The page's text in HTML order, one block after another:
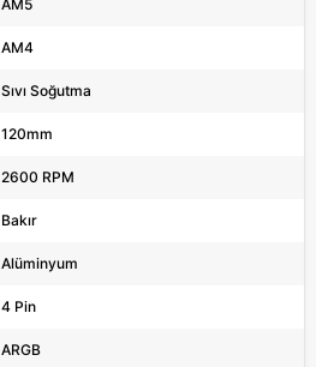
AM5
AM4
Sıvı Soğutma
120mm
2600 RPM
Bakır
Alüminyum
4 Pin
ARGB